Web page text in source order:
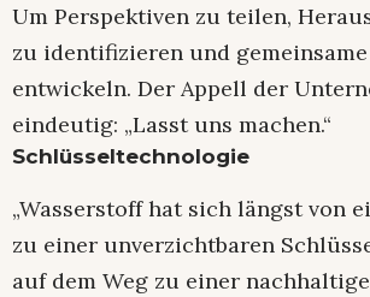
Um Perspektiven zu teilen,
zu identifizieren und
entwickeln. Der Appell der
eindeutig: „Lasst uns machen.“
Schlüsseltechnologie
„Wasserstoff hat sich längst von
zu einer unverzichtbaren
auf dem Weg zu einer